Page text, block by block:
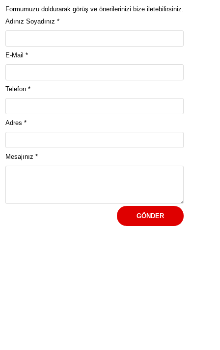
Formumuzu doldurarak görüş ve önerilerinizi bize iletebilirsiniz.
Adınız Soyadınız *
E-Mail *
Telefon *
Adres *
Mesajınız *